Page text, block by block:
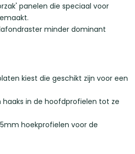
panelen die speciaal voor
minder dominant
kiest die geschikt zijn voor een
haaks in de hoofdprofielen tot ze
hoekprofielen voor de